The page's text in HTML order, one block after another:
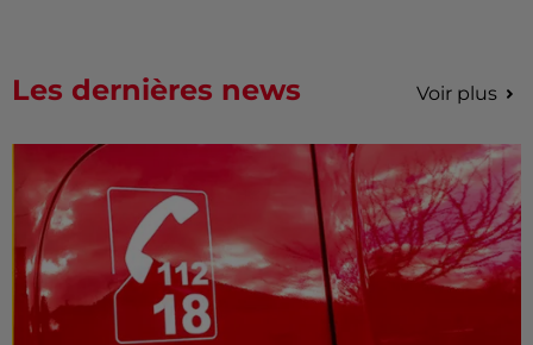
Les dernières news Voir plus